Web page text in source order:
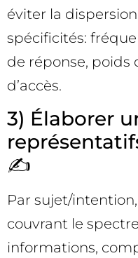
éviter la
spécificités:
de réponse, poids
d’accès.
3) Élaborer
✍️
Par sujet/
couvrant le
informations,